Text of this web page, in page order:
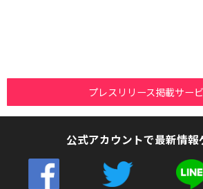
プレスリリース掲載サー
公式アカウントで最新情報